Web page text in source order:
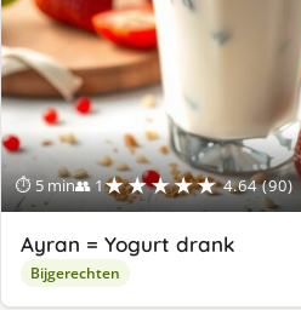
⏱ 5 min👥 1★★★★★ 4.64 (90)
Ayran = Yogurt drank
Bijgerechten